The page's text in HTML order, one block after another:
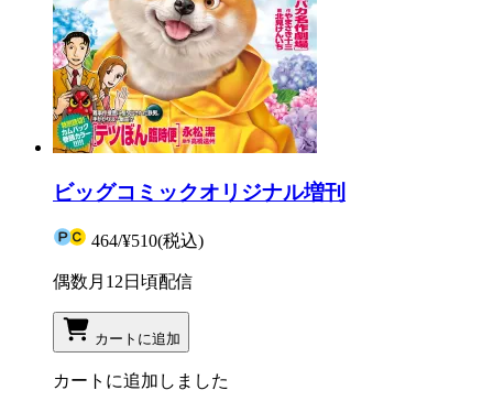
ビッグコミックオリジナル増刊
464/¥510(税込)
偶数月12日頃配信
カートに追加
カートに追加しました